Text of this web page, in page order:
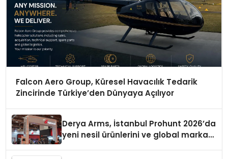
Falcon Aero Group, Küresel Havacılık Tedarik
Zincirinde Türkiye’den Dünyaya Açılıyor
Derya Arms, İstanbul Prohunt 2026’da
yeni nesil ürünlerini ve global marka